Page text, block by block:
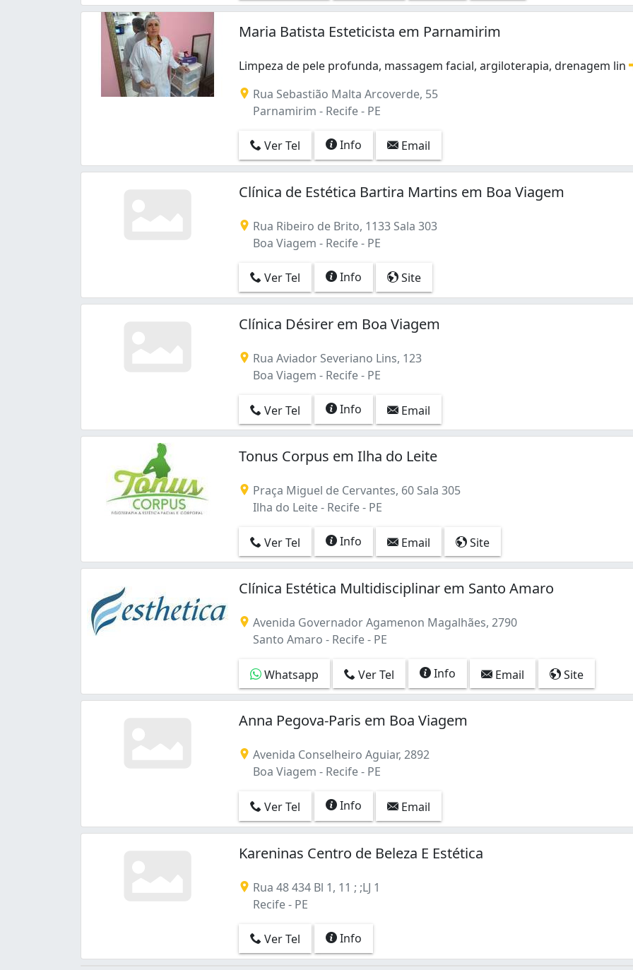
Casa Forte (10)
Cordeiro (4)
Curado (1)
Derby (2)
Dois Unidos (2)
Encruzilhada (17)
Graças (41)
Madalena (21)
Sancho (1)
Santana (4)
Santo Amaro (6)
Santo Antônio (3)
Soledade (1)
Sítio dos Pintos (2)
Torreão (1)
Torrões (1)
Várzea (4)
Zumbi (1)
Maria Batista Esteticista em Parnamirim
Limpeza de pele profunda, massagem facial, argiloterapia, drenagem lin
Limpeza de pele profunda, massagem facial, argiloterapia, drenagem
Rua Sebastião Malta Arcoverde, 55
Parnamirim - Recife - PE
Ver Tel Info Email
Clínica de Estética Bartira Martins em Boa Viagem
Rua Ribeiro de Brito, 1133 Sala 303
Boa Viagem - Recife - PE
Ver Tel Info Site
Clínica Désirer em Boa Viagem
Rua Aviador Severiano Lins, 123
Boa Viagem - Recife - PE
Ver Tel Info Email
Tonus Corpus em Ilha do Leite
Praça Miguel de Cervantes, 60 Sala 305
Ilha do Leite - Recife - PE
Ver Tel Info Email Site
Clínica Estética Multidisciplinar em Santo Amaro
Avenida Governador Agamenon Magalhães, 2790
Santo Amaro - Recife - PE
Whatsapp Ver Tel Info Email Site
Anna Pegova-Paris em Boa Viagem
Avenida Conselheiro Aguiar, 2892
Boa Viagem - Recife - PE
Ver Tel Info Email
Kareninas Centro de Beleza E Estética
Rua 48 434 Bl 1, 11 ; ;LJ 1
Recife - PE
Ver Tel Info